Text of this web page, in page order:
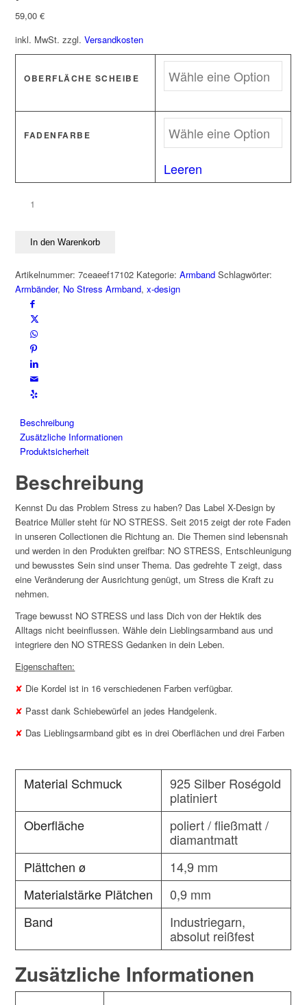
59,00€
inkl. MwSt.zzgl.Versandkosten
OBERFLÄCHE SCHEIBE
FADENFARBE
Leeren
Armband
Roségold
platiniert
Menge
In den Warenkorb
Artikelnummer:7ceaeef17102 Kategorie:Armband Schlagwörter:
Armbänder, No Stress Armband,x-design
Beschreibung
Zusätzliche Informationen
Produktsicherheit
Beschreibung
Kennst Du das Problem Stress zu haben? Das Label X-Design by
Beatrice Müller steht für NO STRESS. Seit 2015 zeigt der rote Faden
in unseren Collectionen die Richtung an. Die Themen sind lebensnah
und werden in den Produkten greifbar: NO STRESS, Entschleunigung
und bewusstes Sein sind unser Thema. Das gedrehte T zeigt, dass
eine Veränderung der Ausrichtung genügt, um Stress die Kraft zu
nehmen.
Trage bewusst NO STRESS und lass Dich von der Hektik des
Alltags nicht beeinflussen. Wähle dein Lieblingsarmband aus und
integriere den NO STRESS Gedanken in dein Leben.
Eigenschaften:
✘ Die Kordel ist in 16 verschiedenen Farben verfügbar.
✘ Passt dank Schiebewürfel an jedes Handgelenk.
✘ Das Lieblingsarmband gibt es in drei Oberflächen und drei Farben
Material Schmuck
925 Silber Roségold
platiniert
Oberfläche
poliert / fließmatt /
diamantmatt
Plättchen ø
14,9 mm
Materialstärke Plätchen
0,9 mm
Band
Industriegarn,
absolut reißfest
Zusätzliche Informationen